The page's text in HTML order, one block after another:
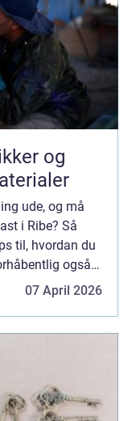
og
ude, og må
i Ribe? Så
til, hvordan du
også
er lige efter
07 April 2026